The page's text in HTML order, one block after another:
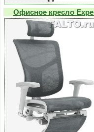
Офисное кресло